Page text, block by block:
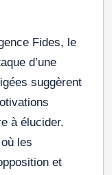
Fides, le
d’une
suggèrent
à élucider.
les
et